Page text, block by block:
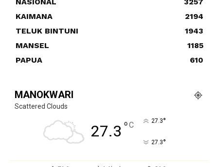
NASIONAL
3257
KAIMANA
2194
TELUK BINTUNI
1943
MANSEL
1185
PAPUA
610
MANOKWARI
Scattered Clouds
27.3 °C 27.3°
27.3°